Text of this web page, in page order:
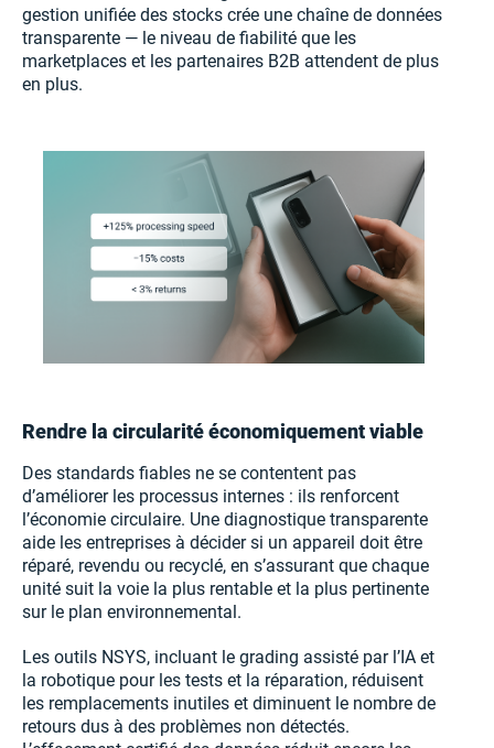
gestion unifiée des stocks crée une chaîne de données
transparente — le niveau de fiabilité que les
marketplaces et les partenaires B2B attendent de plus
en plus.
Rendre la circularité économiquement viable
Des standards fiables ne se contentent pas
d’améliorer les processus internes : ils renforcent
l’économie circulaire. Une diagnostique transparente
aide les entreprises à décider si un appareil doit être
réparé, revendu ou recyclé, en s’assurant que chaque
unité suit la voie la plus rentable et la plus pertinente
sur le plan environnemental.
Les outils NSYS, incluant le grading assisté par l’IA et
la robotique pour les tests et la réparation, réduisent
les remplacements inutiles et diminuent le nombre de
retours dus à des problèmes non détectés.